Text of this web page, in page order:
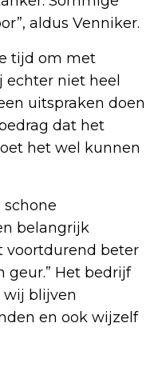
aldus Venniker.
tijd om met
echter niet heel
uitspraken doen
dat het
het wel kunnen
schone
belangrijk
voortdurend beter
geur.” Het bedrijf
wij blijven
en ook wijzelf